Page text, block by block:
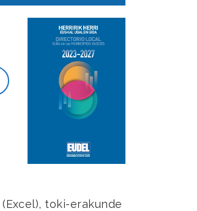
toki-erakunde